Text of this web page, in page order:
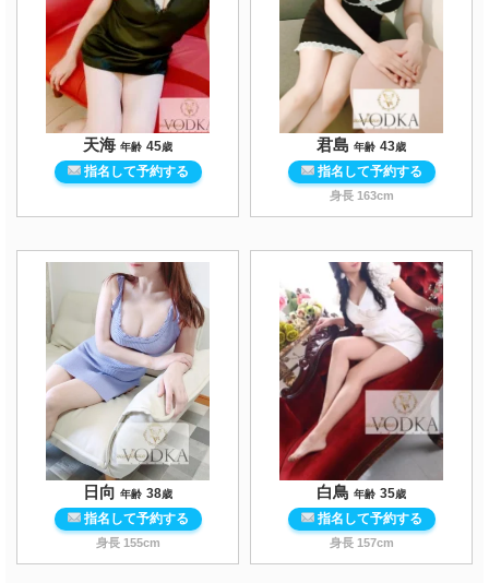
天海 年齢 45歳
指名して予約する
君島 年齢 43歳
指名して予約する
身長 163cm
日向 年齢 38歳
指名して予約する
身長 155cm
白鳥 年齢 35歳
指名して予約する
身長 157cm